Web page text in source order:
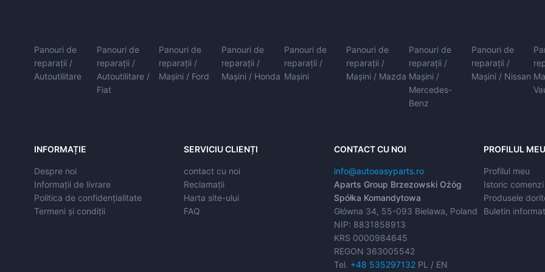
Panouri de
reparații /
Autoutilitare
Panouri de
reparații /
Autoutilitare /
Fiat
Panouri de
reparații /
Mașini / Ford
Panouri de
reparații /
Mașini / Honda
Panouri de
reparații /
Mașini
Panouri de
reparații /
Mașini / Mazda
Panouri de
reparații /
Mașini /
Mercedes-
Benz
Panouri de
reparații /
Mașini / Nissan
INFORMAȚIE
Despre noi
Informații de livrare
Politica de confidențialitate
Termeni și condiții
SERVICIU CLIENȚI
contact cu noi
Reclamații
Harta site-ului
FAQ
CONTACT CU NOI
info@autoeasyparts.ro
Aparts Group Brzezowski Ożóg
Spółka Komandytowa
Główna 34, 55-093 Bielawa, Poland
NIP: 8831858913
KRS 0000984645
REGON 363005542
Tel. +48 535297132PL / EN
PROFILUL MEU
Profilul meu
Istoric comenzi
Produsele
Buletin